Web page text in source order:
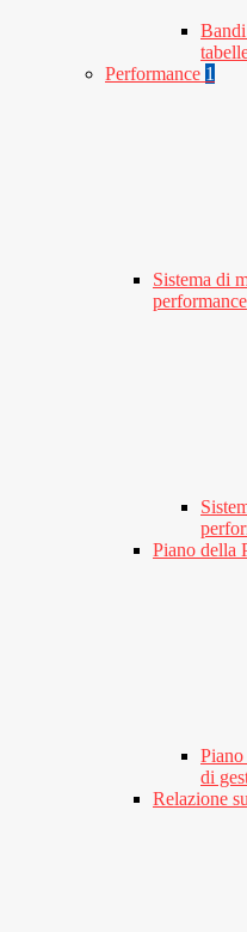
Performance 1
Sistema di
performance
Piano della
di
Relazione